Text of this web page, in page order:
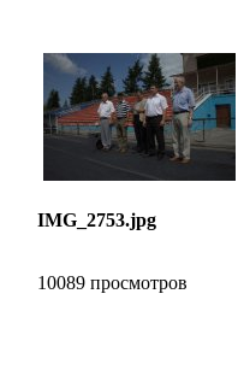
IMG_2753.jpg
10089 просмотров